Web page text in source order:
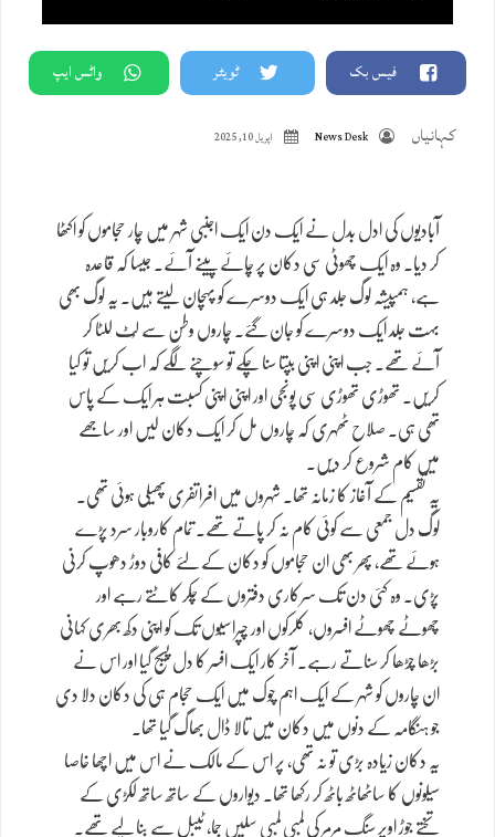
فیس بک ٹویٹر واٹس ایپ
کہانیاں News Desk اپریل 10, 2025
آبادیوں کی ادل بدل نے ایک دن ایک اجنبی شہر میں چار حجاموں کو اکٹھا
کر دیا۔ وہ ایک چھوٹی سی دکان پر چائے پینے آئے۔ جیسا کہ قاعدہ
ہے، ہمپیشہ لوگ جلد ہی ایک دوسرے کو پہچان لیتے ہیں۔ یہ لوگ بھی
بہت جلد ایک دوسرے کو جان گئے۔ چاروں وطن سے لُٹ للٹا کر
آئے تھے۔ جب اپنی اپنی بپتا سنا چکے تو سوچنے لگے کہ اب کریں تو کیا
کریں۔ تھوڑی تھوڑی سی پونجی اور اپنی اپنی کسبت ہر ایک کے پاس
تھی ہی۔ صلاح ٹھہری کہ چاروں مل کر ایک دکان لیں اور ساجھے
میں کام شروع کر دیں۔
یہ تقسیم کے آغاز کا زمانہ تھا۔ شہروں میں افراتفری پھیلی ہوئی تھی۔
لوگ دل جمعی سے کوئی کام نہ کر پاتے تھے۔ تمام کاروبار سرد پڑے
ہوئے تھے، پھر بھی ان حجاموں کو دکان کے لئے کافی دوڑ دھوپ کرنی
پڑی۔ وہ کئی دن تک سرکاری دفتروں کے چکر کاٹتے رہے اور
چھوٹے چھوٹے افسروں، کلرکوں اور چپراسیوں تک کو اپنی دکھ بھری کہانی
بڑھا چڑھا کر سناتے رہے۔ آخر کار ایک افسر کا دل پسیج گیا اور اس نے
ان چاروں کو شہر کے ایک اہم چوک میں ایک حجام ہی کی دکان دلا دی
جو ہنگامہ کے دنوں میں دکان میں تالا ڈال بھاگ گیا تھا۔
یہ دکان زیادہ بڑی تو نہ تھی، پر اس کے مالک نے اس میں اچھا خاصا
سیلونوں کا ساٹھاٹھ باٹھ کر رکھا تھا۔ دیواروں کے ساتھ ساتھ لکڑی کے
تختے جوڑ اوپر سنگ مرمر کی لمبی لمبی سلیں جما، ٹیبل سے بنا لیے تھے۔